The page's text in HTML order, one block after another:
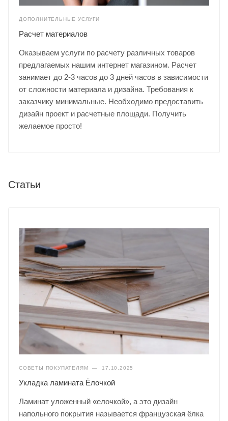
ДОПОЛНИТЕЛЬНЫЕ УСЛУГИ
Расчет материалов
Оказываем услуги по расчету различных товаров
предлагаемых нашим интернет магазином. Расчет
занимает до 2-3 часов до 3 дней часов в зависимости
от сложности материала и дизайна. Требования к
заказчику минимальные. Необходимо предоставить
дизайн проект и расчетные площади. Получить
желаемое просто!
Статьи
СОВЕТЫ ПОКУПАТЕЛЯМ — 17.10.2025
Укладка ламината Ёлочкой
Ламинат уложенный «елочкой», а это дизайн
напольного покрытия называется французская ёлка